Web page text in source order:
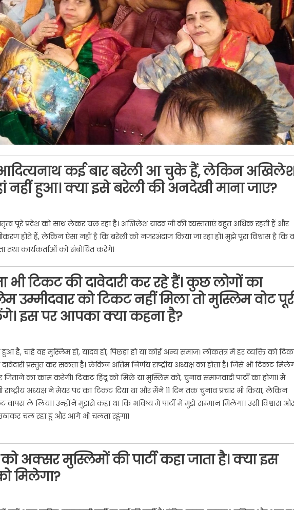
आदित्यनाथ कई बार बरेली आ चुके हैं, लेकिन
नहीं हुआ। क्या इसे बरेली की अनदेखी माना जाए?
नेतृत्व पूरे प्रदेश को साथ लेकर चल रहा है। अखिलेश यादव जी की व्यस्तताएं बहुत अधिक रहती हैं और
होते हैं, लेकिन ऐसा नहीं है कि बरेली को नजरअंदाज किया जा रहा हो। मुझे पूरा विश्वास है कि
कार्यकर्ताओं को संबोधित करेंगे।
टिकट की दावेदारी कर रहे हैं। कुछ लोगों का
उम्मीदवार को टिकट नहीं मिला तो मुस्लिम वोट
इस पर आपका क्या कहना है?
हुआ है, चाहे वह मुस्लिम हो, यादव हो, पिछड़ा हो या कोई अन्य समाज। लोकतंत्र में हर व्यक्ति को
प्रस्तुत कर सकता है। लेकिन अंतिम निर्णय राष्ट्रीय अध्यक्ष का होता है। जिसे भी टिकट
का काम करेगी। टिकट हिंदू को मिले या मुस्लिम को, चुनाव समाजवादी पार्टी का होगा। मैं
राष्ट्रीय अध्यक्ष ने मेयर पद का टिकट दिया था और मैंने 11 दिन तक चुनाव प्रचार भी किया, लेकिन
वापस ले लिया। उन्होंने मुझसे कहा था कि भविष्य में पार्टी में मुझे सम्मान मिलेगा। उसी विश्वास और
चल रहा हूं और आगे भी चलता रहूंगा।
को अक्सर मुस्लिमों की पार्टी कहा जाता है। क्या इस
मिलेगा?